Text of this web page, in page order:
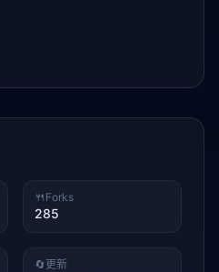
🍴 Forks
285
🔄更新